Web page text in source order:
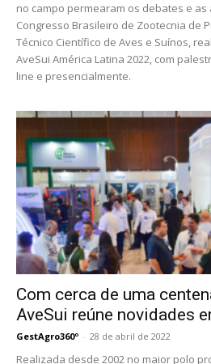
no campo permearam os debates e as
Congresso Brasileiro de Zootecnia de
Técnico Científico de Aves e Suínos,
AveSui América Latina 2022, com
line e presencialmente.
Com cerca de uma
AveSui reúne novidades
GestAgro360º - 28 de abril de 2022
Realizada desde 2002 no maior polo